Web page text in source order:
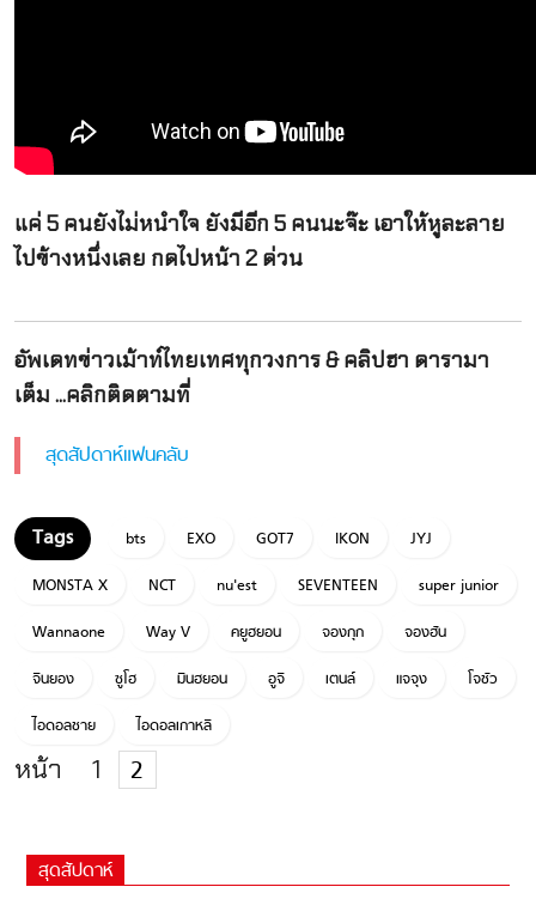
แค่ 5 คนยังไม่หนำใจ ยังมีอีก 5 คนนะจ๊ะ เอาให้หูละลาย
ไปข้างหนึ่งเลย กดไปหน้า 2 ด่วน
อัพเดทข่าวเม้าท์ไทยเทศทุกวงการ & คลิปฮา ดารามา
เต็ม ...คลิกติดตามที่
สุดสัปดาห์แฟนคลับ
bts EXO GOT7 IKON
JYJ
MONSTA X
NCT nu'est SEVENTEEN
super junior
Wannaone
Way V คยูฮยอน จองกุก
จองฮัน
จินยอง
ซูโฮ มินฮยอน อูจี เตนล์ แจจุง
โจชัว
ไอดอลชาย
ไอดอลเกาหลี
หน้า 1 2
สุดสัปดาห์